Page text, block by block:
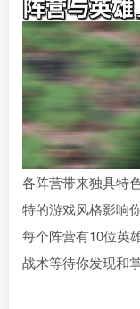
各阵营带来独具特
特的游戏风格影响
每个阵营有10位英
战术等待你发现和掌